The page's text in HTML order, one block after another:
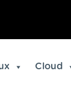
Cloud